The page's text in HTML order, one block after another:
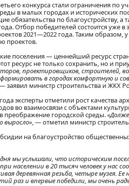
конкурса стали ограничения по
в малых городах и исторических
обязательства по благоустройству,
Отбор победителей состоится уже
2021—2022 года. Таким
проектов.
поселения — ценнейший ресурс
ресурс не только сохранить, но и
проектировщиков, строителей,
в городах комфортную и
заявил министр строительства и ЖКХ
эксперты отметили рост
во взаимосвязи с объектами
преображение городской среды.
выросло», — отметил министр
на благоустройство
мы услышали, что историческим
населении в 20 тысяч человек у
деревянная резьба, четыре музея.
раз и впервые победили, мы очень